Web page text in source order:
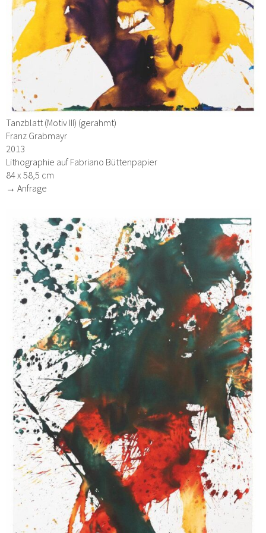
Tanzblatt (Motiv III) (gerahmt)
Franz Grabmayr
2013
Lithographie auf Fabriano Büttenpapier
84 x 58,5 cm
→ Anfrage